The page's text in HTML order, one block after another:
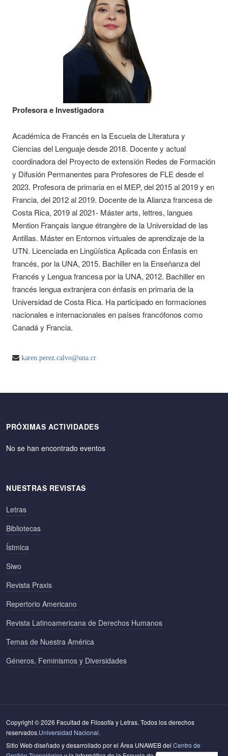
Profesora e Investigadora
Académica de Francés en la Escuela de Literatura y
Ciencias del Lenguaje desde 2018. Docente y actual
coordinadora del Proyecto de extensión Redes de Formación
y Difusión Permanentes para Profesores de FLE desde el
2023. Profesora de primaria en el MEP, del 2015 al 2019 y en
Francia, del 2012 al 2019. Docente de la Alianza francesa de
Costa Rica, 2019 al 2021- Máster arts, lettres, langues
Mention Français langue étrangère de la Universidad de las
Antillas. Máster en Entornos virtuales de aprendizaje de la
UTN. Licenciada en Lingüística Aplicada con Énfasis en
francés, por la UNA, 2015. Bachiller en la Enseñanza del
Francés y Lengua francesa por la UNA, 2012. Bachiller en
francés lengua extranjera con énfasis en primaria de la
Universidad de Costa Rica. Ha participado en formaciones
nacionales e internacionales en países francófonos como
Canadá y Francia.
karen.perez.calvo@una.cr
PRÓXIMAS ACTIVIDADES
No se han encontrado eventos
NUESTRAS REVISTAS
Letras
Bibliotecas
Ístmica
Siwo
Revista Praxis
Repertorio Americano
Revista Latinoamericana de Derechos Humanos
Temas de Nuestra América
Géneros, Feminismos y Diversidades
Copyright © 2026 Facultad de Filosofía y Letras. Todos los derechos
reservados.Universidad Nacional.
Sitio Web diseñado y desarrollado por el Área UNAWEB del Centro de